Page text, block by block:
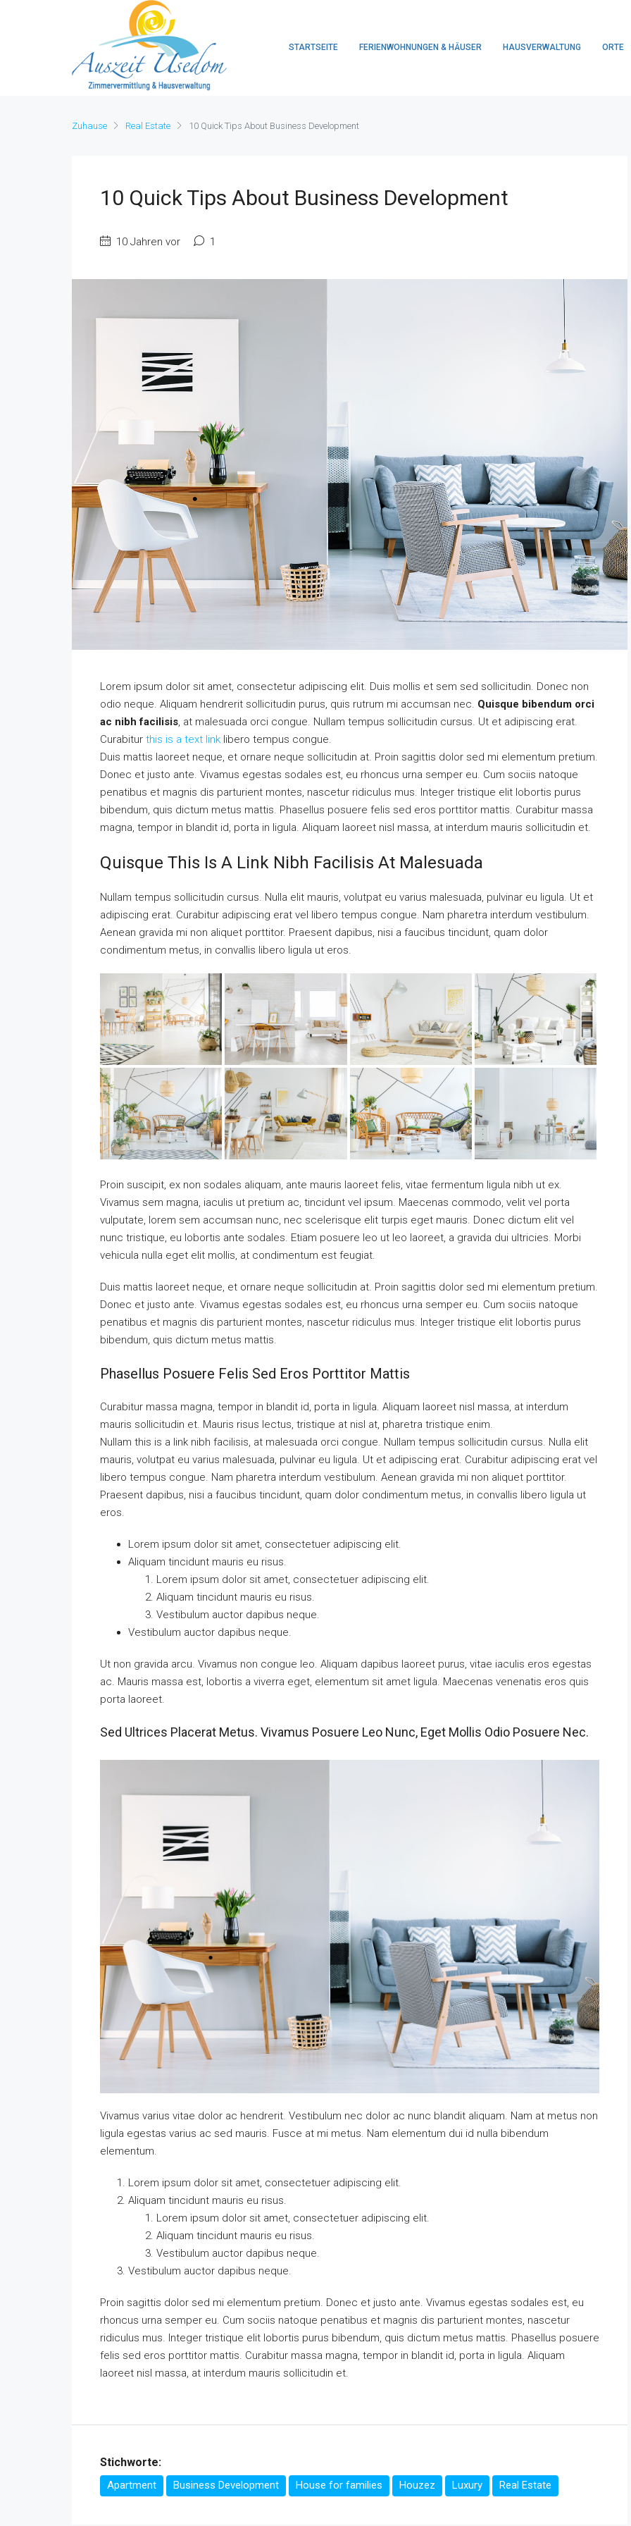
STARTSEITE FERIENWOHNUNGEN & HÄUSER HAUSVERWALTUNG ORTE
Zuhause Real Estate 10 Quick Tips About Business Development
10 Quick Tips About Business Development
10 Jahren vor 1
Lorem ipsum dolor sit amet, consectetur adipiscing elit. Duis mollis et sem sed sollicitudin. Donec non
odio neque. Aliquam hendrerit sollicitudin purus, quis rutrum mi accumsan nec. Quisque bibendum orci
ac nibh facilisis, at malesuada orci congue. Nullam tempus sollicitudin cursus. Ut et adipiscing erat.
Curabitur this is a text link libero tempus congue.
Duis mattis laoreet neque, et ornare neque sollicitudin at. Proin sagittis dolor sed mi elementum pretium.
Donec et justo ante. Vivamus egestas sodales est, eu rhoncus urna semper eu. Cum sociis natoque
penatibus et magnis dis parturient montes, nascetur ridiculus mus. Integer tristique elit lobortis purus
bibendum, quis dictum metus mattis. Phasellus posuere felis sed eros porttitor mattis. Curabitur massa
magna, tempor in blandit id, porta in ligula. Aliquam laoreet nisl massa, at interdum mauris sollicitudin et.
Quisque This Is A Link Nibh Facilisis At Malesuada
Nullam tempus sollicitudin cursus. Nulla elit mauris, volutpat eu varius malesuada, pulvinar eu ligula. Ut et
adipiscing erat. Curabitur adipiscing erat vel libero tempus congue. Nam pharetra interdum vestibulum.
Aenean gravida mi non aliquet porttitor. Praesent dapibus, nisi a faucibus tincidunt, quam dolor
condimentum metus, in convallis libero ligula ut eros.
Proin suscipit, ex non sodales aliquam, ante mauris laoreet felis, vitae fermentum ligula nibh ut ex.
Vivamus sem magna, iaculis ut pretium ac, tincidunt vel ipsum. Maecenas commodo, velit vel porta
vulputate, lorem sem accumsan nunc, nec scelerisque elit turpis eget mauris. Donec dictum elit vel
nunc tristique, eu lobortis ante sodales. Etiam posuere leo ut leo laoreet, a gravida dui ultricies. Morbi
vehicula nulla eget elit mollis, at condimentum est feugiat.
Duis mattis laoreet neque, et ornare neque sollicitudin at. Proin sagittis dolor sed mi elementum pretium.
Donec et justo ante. Vivamus egestas sodales est, eu rhoncus urna semper eu. Cum sociis natoque
penatibus et magnis dis parturient montes, nascetur ridiculus mus. Integer tristique elit lobortis purus
bibendum, quis dictum metus mattis.
Phasellus Posuere Felis Sed Eros Porttitor Mattis
Curabitur massa magna, tempor in blandit id, porta in ligula. Aliquam laoreet nisl massa, at interdum
mauris sollicitudin et. Mauris risus lectus, tristique at nisl at, pharetra tristique enim.
Nullam this is a link nibh facilisis, at malesuada orci congue. Nullam tempus sollicitudin cursus. Nulla elit
mauris, volutpat eu varius malesuada, pulvinar eu ligula. Ut et adipiscing erat. Curabitur adipiscing erat vel
libero tempus congue. Nam pharetra interdum vestibulum. Aenean gravida mi non aliquet porttitor.
Praesent dapibus, nisi a faucibus tincidunt, quam dolor condimentum metus, in convallis libero ligula ut
eros.
Lorem ipsum dolor sit amet, consectetuer adipiscing elit.
Aliquam tincidunt mauris eu risus.
Lorem ipsum dolor sit amet, consectetuer adipiscing elit.
Aliquam tincidunt mauris eu risus.
Vestibulum auctor dapibus neque.
Vestibulum auctor dapibus neque.
Ut non gravida arcu. Vivamus non congue leo. Aliquam dapibus laoreet purus, vitae iaculis eros egestas
ac. Mauris massa est, lobortis a viverra eget, elementum sit amet ligula. Maecenas venenatis eros quis
porta laoreet.
Sed Ultrices Placerat Metus. Vivamus Posuere Leo Nunc, Eget Mollis Odio Posuere Nec.
Vivamus varius vitae dolor ac hendrerit. Vestibulum nec dolor ac nunc blandit aliquam. Nam at metus non
ligula egestas varius ac sed mauris. Fusce at mi metus. Nam elementum dui id nulla bibendum
elementum.
Lorem ipsum dolor sit amet, consectetuer adipiscing elit.
Aliquam tincidunt mauris eu risus.
Lorem ipsum dolor sit amet, consectetuer adipiscing elit.
Aliquam tincidunt mauris eu risus.
Vestibulum auctor dapibus neque.
Vestibulum auctor dapibus neque.
Proin sagittis dolor sed mi elementum pretium. Donec et justo ante. Vivamus egestas sodales est, eu
rhoncus urna semper eu. Cum sociis natoque penatibus et magnis dis parturient montes, nascetur
ridiculus mus. Integer tristique elit lobortis purus bibendum, quis dictum metus mattis. Phasellus posuere
felis sed eros porttitor mattis. Curabitur massa magna, tempor in blandit id, porta in ligula. Aliquam
laoreet nisl massa, at interdum mauris sollicitudin et.
Stichworte:
Apartment Business Development House for families Houzez Luxury Real Estate